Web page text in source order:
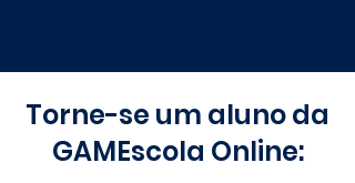
Torne-se um aluno da
GAMEscola Online: